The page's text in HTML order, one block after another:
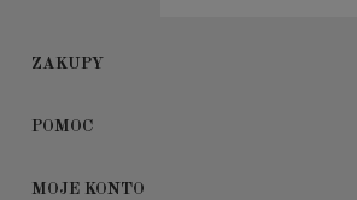
ZAKUPY
POMOC
MOJE KONTO